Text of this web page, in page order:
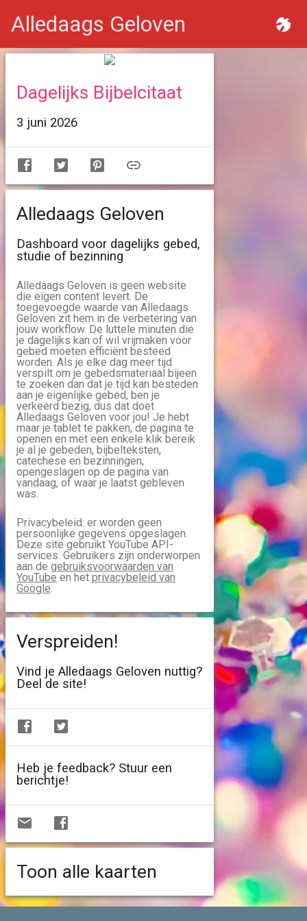
Alledaags Geloven
Dagelijks Bijbelcitaat
3 juni 2026
Alledaags Geloven
Dashboard voor dagelijks gebed,
studie of bezinning
Alledaags Geloven is geen website
die eigen content levert. De
toegevoegde waarde van Alledaags
Geloven zit hem in de verbetering van
jouw workflow. De luttele minuten die
je dagelijks kan of wil vrijmaken voor
gebed moeten efficiënt besteed
worden. Als je elke dag meer tijd
verspilt om je gebedsmateriaal bijeen
te zoeken dan dat je tijd kan besteden
aan je eigenlijke gebed, ben je
verkeerd bezig, dus dat doet
Alledaags Geloven voor jou! Je hebt
maar je tablet te pakken, de pagina te
openen en met een enkele klik bereik
je al je gebeden, bijbelteksten,
catechese en bezinningen,
opengeslagen op de pagina van
vandaag, of waar je laatst gebleven
was.
Privacybeleid: er worden geen
persoonlijke gegevens opgeslagen.
Deze site gebruikt YouTube API-
services. Gebruikers zijn onderworpen
aan de gebruiksvoorwaarden van
YouTube en het privacybeleid van
Google.
Verspreiden!
Vind je Alledaags Geloven nuttig?
Deel de site!
Heb je feedback? Stuur een
berichtje!
Toon alle kaarten